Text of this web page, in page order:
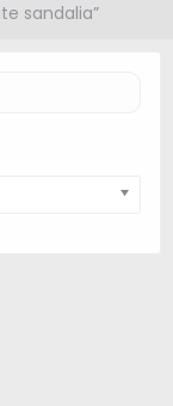
sandalia”